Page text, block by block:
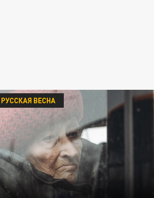
РУССКАЯ ВЕСНА